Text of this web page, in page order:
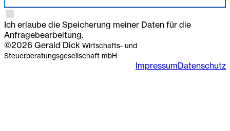
Ich erlaube die Speicherung meiner Daten für die
Anfragebearbeitung.
©2026 Gerald Dick Wirtschafts- und
Steuerberatungsgesellschaft mbH
ImpressumDatenschutz